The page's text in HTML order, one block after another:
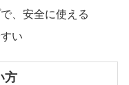
、安全に使える
い
方